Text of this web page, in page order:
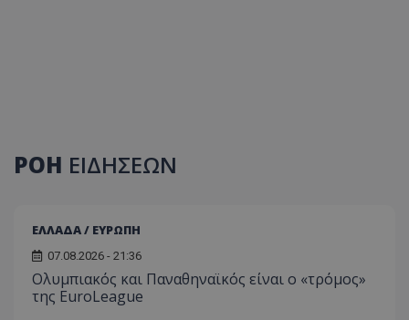
ΡΟΗ ΕΙΔΗΣΕΩΝ
ΕΛΛΑΔΑ / ΕΥΡΩΠΗ
07.08.2026 - 21:36
Ολυμπιακός και Παναθηναϊκός είναι ο «τρόμος»
της EuroLeague